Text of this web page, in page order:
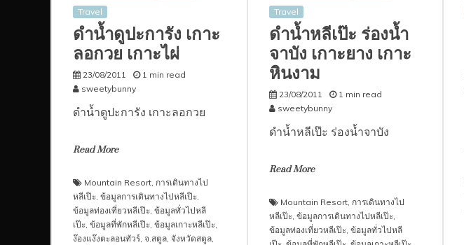
Travel
ดำน้ำดูปะการัง เกาะ
ลอกวย เกาะไผ่
23/08/2011
1 min read
sweetybunny
ดำน้ำดูปะการัง เกาะลอกวย
Read More
Mountain Resort, การเดินทางไป
หลีเป๊ะ, ข้อมูลการเดินทางไปหลีเป๊ะ,
ข้อมูลท่องเที่ยวหลีเป๊ะ, ข้อมูลทั่วไปหลี
เป๊ะ, ข้อมูลที่พักหลีเป๊ะ, ข้อมูลเกาะหลีเป๊ะ,
ง๊องแง๊งตะลอนทัวร์, จ.สตูล, จังหวัดสตูล,
Travel
ดำน้ำหลีเป๊ะ ร่องน้ำ
จาบัง เกาะยาง เกาะ
หินงาม
23/08/2011
1 min read
sweetybunny
ดำน้ำหลีเป๊ะ ร่องน้ำจาบัง
Read More
Mountain Resort, การเดินทางไป
หลีเป๊ะ, ข้อมูลการเดินทางไปหลีเป๊ะ,
ข้อมูลท่องเที่ยวหลีเป๊ะ, ข้อมูลทั่วไปหลี